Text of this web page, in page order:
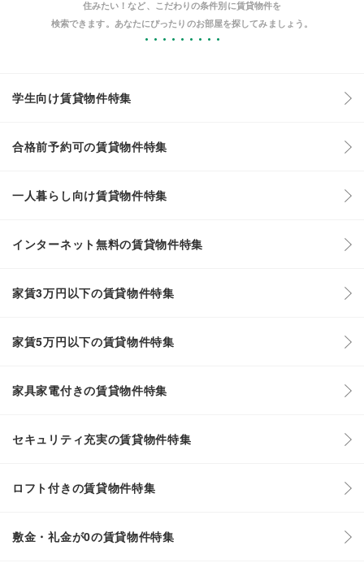
住みたい！など、こだわりの条件別に賃貸物件を
検索できます。あなたにぴったりのお部屋を探してみましょう。
学生向け賃貸物件特集
合格前予約可の賃貸物件特集
一人暮らし向け賃貸物件特集
インターネット無料の賃貸物件特集
家賃3万円以下の賃貸物件特集
家賃5万円以下の賃貸物件特集
家具家電付きの賃貸物件特集
セキュリティ充実の賃貸物件特集
ロフト付きの賃貸物件特集
敷金・礼金が0の賃貸物件特集